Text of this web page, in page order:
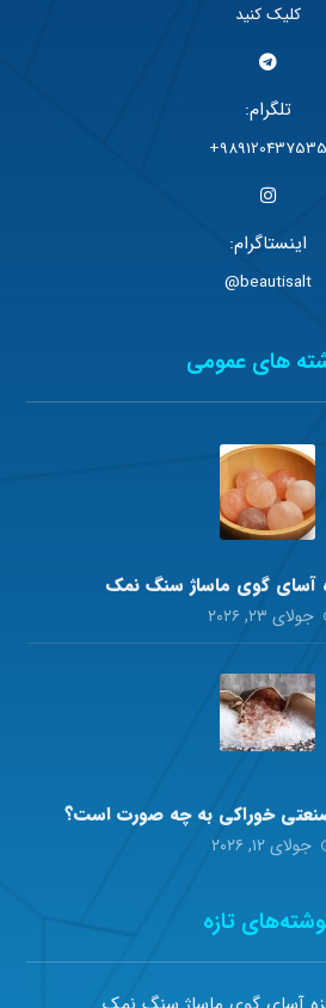
کلیک کنید
تلگرام:
989120437535+
اینستاگرام:
beautisalt@
های عمومی
گوی ماساژ سنگ نمک
جولای ۲۳, ۲۰۲۶
خوراکی به چه صورت است؟
جولای ۱۲, ۲۰۲۶
تازه